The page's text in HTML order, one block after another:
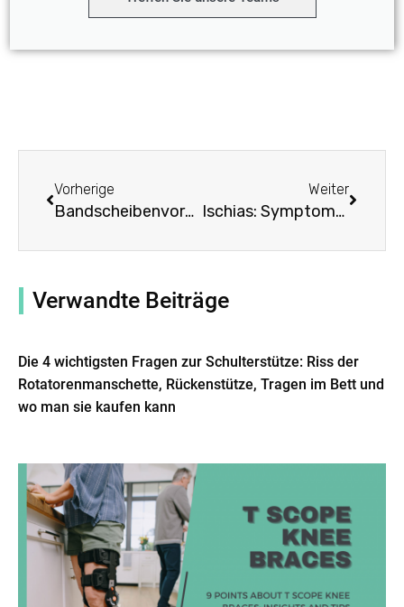
Vorherige
Bandscheibenvorfall: Symptome, Ursachen, Behandlung durch Rückenstützen
Weiter
Ischias: Symptome, Ursachen, Behandlung durch Rückenstützen
Verwandte Beiträge
Die 4 wichtigsten Fragen zur Schulterstütze: Riss der
Rotatorenmanschette, Rückenstütze, Tragen im Bett und
wo man sie kaufen kann